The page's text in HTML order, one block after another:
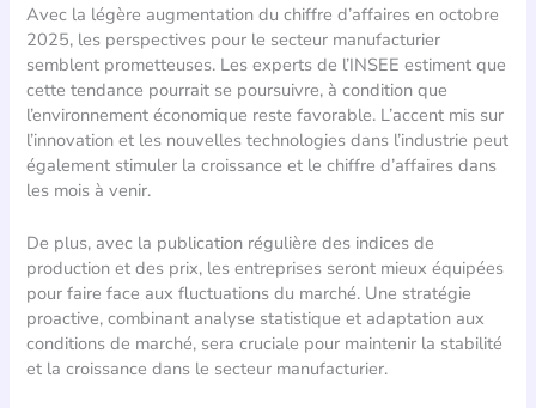
Avec la légère augmentation du chiffre d’affaires en octobre
2025, les perspectives pour le secteur manufacturier
semblent prometteuses. Les experts de l’INSEE estiment que
cette tendance pourrait se poursuivre, à condition que
l’environnement économique reste favorable. L’accent mis sur
l’innovation et les nouvelles technologies dans l’industrie peut
également stimuler la croissance et le chiffre d’affaires dans
les mois à venir.
De plus, avec la publication régulière des indices de
production et des prix, les entreprises seront mieux équipées
pour faire face aux fluctuations du marché. Une stratégie
proactive, combinant analyse statistique et adaptation aux
conditions de marché, sera cruciale pour maintenir la stabilité
et la croissance dans le secteur manufacturier.